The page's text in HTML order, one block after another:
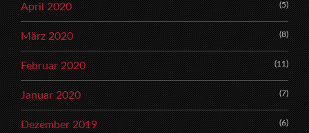
April 2020 (5)
März 2020 (8)
Februar 2020 (11)
Januar 2020 (7)
Dezember 2019 (6)